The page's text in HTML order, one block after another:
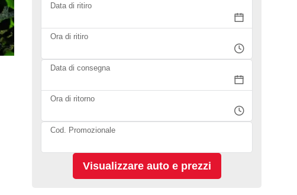
Data di ritiro
Ora di ritiro
Data di consegna
Ora di ritorno
Cod. Promozionale